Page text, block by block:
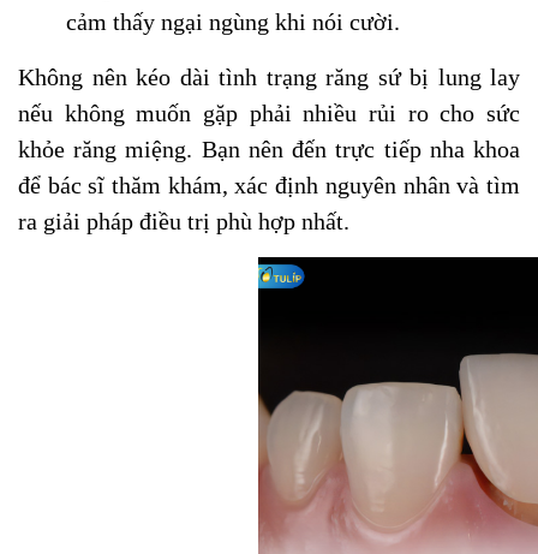
cảm thấy ngại ngùng khi nói cười.
Không nên kéo dài tình trạng răng sứ bị lung lay
nếu không muốn gặp phải nhiều rủi ro cho sức
khỏe răng miệng. Bạn nên đến trực tiếp nha khoa
để bác sĩ thăm khám, xác định nguyên nhân và tìm
ra giải pháp điều trị phù hợp nhất.